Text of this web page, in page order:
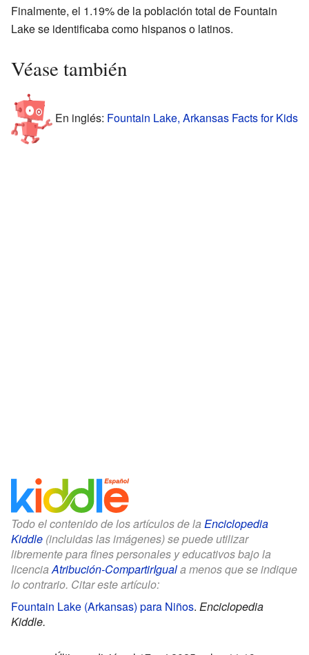
Finalmente, el 1.19% de la población total de Fountain
Lake se identificaba como hispanos o latinos.
Véase también
En inglés: Fountain Lake, Arkansas Facts for Kids
Todo el contenido de los artículos de la Enciclopedia
Kiddle (incluidas las imágenes) se puede utilizar
libremente para fines personales y educativos bajo la
licenciaAtribución-CompartirIguala menos que se indique
lo contrario. Citar este artículo:
Fountain Lake (Arkansas) para Niños. Enciclopedia
Kiddle.